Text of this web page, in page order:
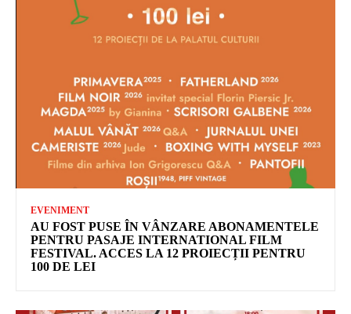
EVENIMENT
AU FOST PUSE ÎN VÂNZARE ABONAMENTELE
PENTRU PASAJE INTERNATIONAL FILM
FESTIVAL. ACCES LA 12 PROIECȚII PENTRU
100 DE LEI